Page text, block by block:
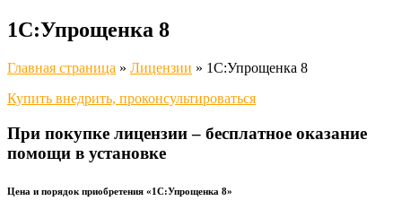
1С:Упрощенка 8
Главная страница » Лицензии » 1С:Упрощенка 8
Купить внедрить, проконсультироваться
При покупке лицензии – бесплатное оказание
помощи в установке
Цена и порядок приобретения «1С:Упрощенка 8»